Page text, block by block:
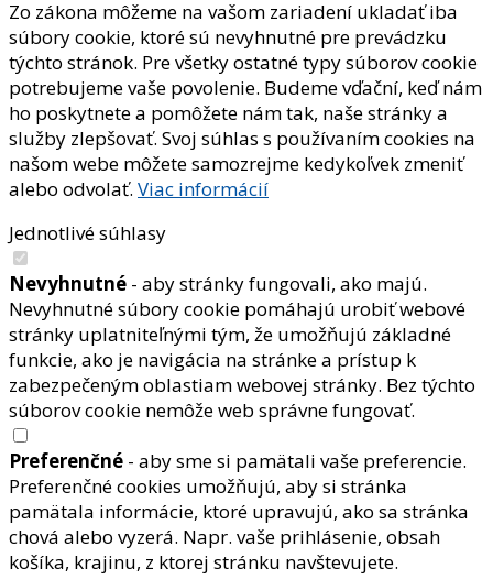
Zo zákona môžeme na vašom zariadení ukladať iba
súbory cookie, ktoré sú nevyhnutné pre prevádzku
týchto stránok. Pre všetky ostatné typy súborov cookie
potrebujeme vaše povolenie. Budeme vďační, keď nám
ho poskytnete a pomôžete nám tak, naše stránky a
služby zlepšovať. Svoj súhlas s používaním cookies na
našom webe môžete samozrejme kedykoľvek zmeniť
alebo odvolať. Viac informácií
Jednotlivé súhlasy
Nevyhnutné - aby stránky fungovali, ako majú.
Nevyhnutné súbory cookie pomáhajú urobiť webové
stránky uplatniteľnými tým, že umožňujú základné
funkcie, ako je navigácia na stránke a prístup k
zabezpečeným oblastiam webovej stránky. Bez týchto
súborov cookie nemôže web správne fungovať.
Preferenčné - aby sme si pamätali vaše preferencie.
Preferenčné cookies umožňujú, aby si stránka
pamätala informácie, ktoré upravujú, ako sa stránka
chová alebo vyzerá. Napr. vaše prihlásenie, obsah
košíka, krajinu, z ktorej stránku navštevujete.